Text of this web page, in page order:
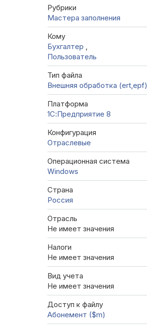
Рубрики
Мастера заполнения
Кому
Бухгалтер ,
Пользователь
Тип файла
Внешняя обработка (ert,epf)
Платформа
1С:Предприятие 8
Конфигурация
Отраслевые
Операционная система
Windows
Страна
Россия
Отрасль
Не имеет значения
Налоги
Не имеет значения
Вид учета
Не имеет значения
Доступ к файлу
Абонемент ($m)